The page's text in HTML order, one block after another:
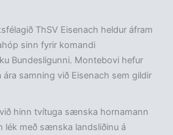
ThSV Eisenach heldur áfram
sinn fyrir komandi
Bundesligunni. Montebovi hefur
samning við Eisenach sem gildir
hinn tvítuga sænska hornamann
lék með sænska landsliðinu á